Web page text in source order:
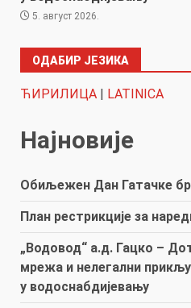
5. август 2026.
ОДАБИР ЈЕЗИКА
ЋИРИЛИЦА LATINICA
Најновије
Обиљежен Дан Гатачке
План рестрикције за
„Водовод“ а.д. Гацко –
мрежа и нелегални
у водоснабдијевању